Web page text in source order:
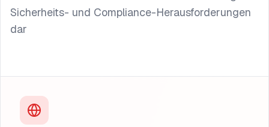
Sicherheits- und Compliance-Herausforderungen
dar